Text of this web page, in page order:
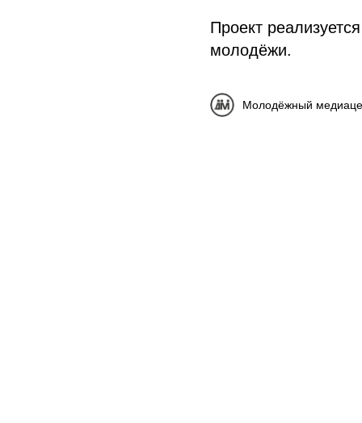
Проект
молодёжи.
Молодёжный